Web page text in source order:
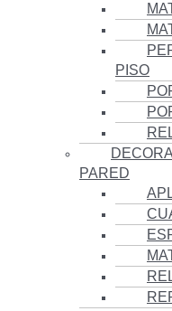
PISO
PARED